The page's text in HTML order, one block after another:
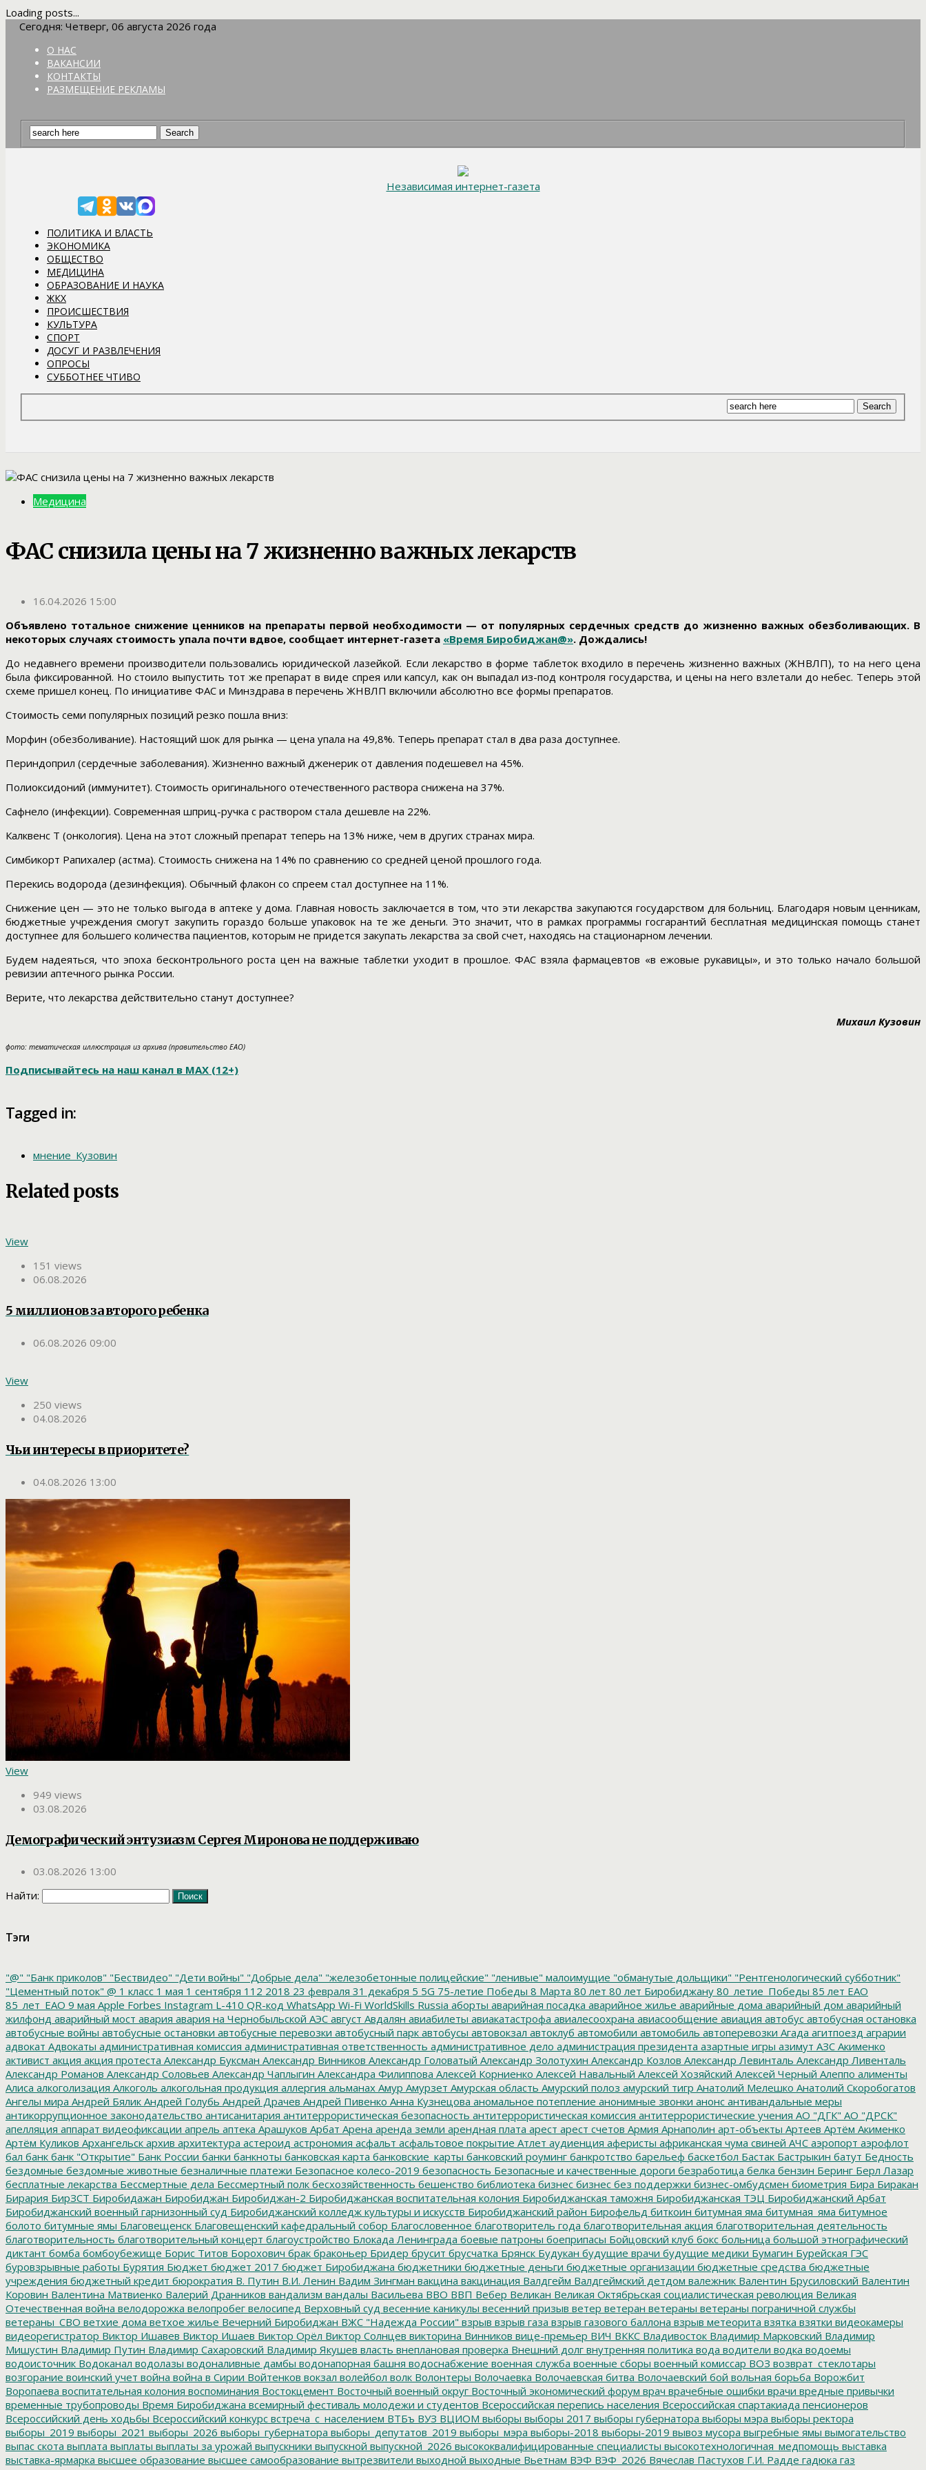
Loading posts...
Сегодня: Четверг, 06 августа 2026 года
О НАС
ВАКАНСИИ
КОНТАКТЫ
РАЗМЕЩЕНИЕ РЕКЛАМЫ
Независимая интернет-газета
ПОЛИТИКА И ВЛАСТЬ
ЭКОНОМИКА
ОБЩЕСТВО
МЕДИЦИНА
ОБРАЗОВАНИЕ И НАУКА
ЖКХ
ПРОИСШЕСТВИЯ
КУЛЬТУРА
СПОРТ
ДОСУГ И РАЗВЛЕЧЕНИЯ
ОПРОСЫ
СУББОТНЕЕ ЧТИВО
Медицина
ФАС снизила цены на 7 жизненно важных лекарств
16.04.2026 15:00
Объявлено тотальное снижение ценников на препараты первой необходимости — от популярных сердечных средств до жизненно важных обезболивающих. В
некоторых случаях стоимость упала почти вдвое, сообщает интернет-газета «Время Биробиджан@». Дождались!
До недавнего времени производители пользовались юридической лазейкой. Если лекарство в форме таблеток входило в перечень жизненно важных (ЖНВЛП), то на него цена
была фиксированной. Но стоило выпустить тот же препарат в виде спрея или капсул, как он выпадал из-под контроля государства, и цены на него взлетали до небес. Теперь этой
схеме пришел конец. По инициативе ФАС и Минздрава в перечень ЖНВЛП включили абсолютно все формы препаратов.
Стоимость семи популярных позиций резко пошла вниз:
Морфин (обезболивание). Настоящий шок для рынка — цена упала на 49,8%. Теперь препарат стал в два раза доступнее.
Периндоприл (сердечные заболевания). Жизненно важный дженерик от давления подешевел на 45%.
Полиоксидоний (иммунитет). Стоимость оригинального отечественного раствора снижена на 37%.
Сафнело (инфекции). Современная шприц-ручка с раствором стала дешевле на 22%.
Калквенс Т (онкология). Цена на этот сложный препарат теперь на 13% ниже, чем в других странах мира.
Симбикорт Рапихалер (астма). Стоимость снижена на 14% по сравнению со средней ценой прошлого года.
Перекись водорода (дезинфекция). Обычный флакон со спреем стал доступнее на 11%.
Снижение цен — это не только выгода в аптеке у дома. Главная новость заключается в том, что эти лекарства закупаются государством для больниц. Благодаря новым ценникам,
бюджетные учреждения смогут закупить гораздо больше упаковок на те же деньги. Это значит, что в рамках программы госгарантий бесплатная медицинская помощь станет
доступнее для большего количества пациентов, которым не придется закупать лекарства за свой счет, находясь на стационарном лечении.
Будем надеяться, что эпоха бесконтрольного роста цен на важные таблетки уходит в прошлое. ФАС взяла фармацевтов «в ежовые рукавицы», и это только начало большой
ревизии аптечного рынка России.
Верите, что лекарства действительно станут доступнее?
Михаил Кузовин
фото: тематическая иллюстрация из архива (правительство ЕАО)
Подписывайтесь на наш канал в МАХ (12+)
Tagged in:
мнение_Кузовин
Related posts
View
151 views
06.08.2026
5 миллионов за второго ребенка
06.08.2026 09:00
View
250 views
04.08.2026
Чьи интересы в приоритете?
04.08.2026 13:00
View
949 views
03.08.2026
Демографический энтузиазм Сергея Миронова не поддерживаю
03.08.2026 13:00
Найти:
Тэги
"@" "Банк приколов" "Бествидео" "Дети войны" "Добрые дела" "железобетонные полицейские" "ленивые" малоимущие "обманутые дольщики" "Рентгенологический субботник"
"Цементный поток" @ 1 класс 1 мая 1 сентября 112 2018 23 февраля 31 декабря 5 5G 75-летие Победы 8 Марта 80 лет 80 лет Биробиджану 80_летие_Победы 85 лет ЕАО
85_лет_ЕАО 9 мая Apple Forbes Instagram L-410 QR-код WhatsApp Wi-Fi WorldSkills Russia аборты аварийная посадка аварийное жилье аварийные дома аварийный дом аварийный
жилфонд аварийный мост авария авария на Чернобыльской АЭС август Авдалян авиабилеты авиакатастрофа авиалесоохрана авиасообщение авиация автобус автобусная остановка
автобусные войны автобусные остановки автобусные перевозки автобусный парк автобусы автовокзал автоклуб автомобили автомобиль автоперевозки Агада агитпоезд аграрии
адвокат Адвокаты административная комиссия административная ответственность административное дело администрация президента азартные игры азимут АЗС Акименко
активист акция акция протеста Александр Буксман Александр Винников Александр Головатый Александр Золотухин Александр Козлов Александр Левинталь Александр Ливенталь
Александр Романов Александр Соловьев Александр Чаплыгин Александра Филиппова Алексей Корниенко Алексей Навальный Алексей Хозяйский Алексей Черный Алеппо алименты
Алиса алкоголизация Алкоголь алкогольная продукция аллергия альманах Амур Амурзет Амурская область Амурский полоз амурский тигр Анатолий Мелешко Анатолий Скоробогатов
Ангелы мира Андрей Бялик Андрей Голубь Андрей Драчев Андрей Пивенко Анна Кузнецова аномальное потепление анонимные звонки анонс антивандальные меры
антикоррупционное законодательство антисанитария антитеррористическая безопасность антитеррористическая комиссия антитеррористические учения АО "ДГК" АО "ДРСК"
апелляция аппарат видеофиксации апрель аптека Арашуков Арбат Арена аренда земли арендная плата арест арест счетов Армия Арнаполин арт-объекты Артеев Артём Акименко
Артём Куликов Архангельск архив архитектура астероид астрономия асфальт асфальтовое покрытие Атлет аудиенция аферисты африканская чума свиней АЧС аэропорт аэрофлот
бал банк банк "Открытие" Банк России банки банкноты банковская карта банковские_карты банковский роуминг банкротство барельеф баскетбол Бастак Бастрыкин батут Бедность
бездомные бездомные животные безналичные платежи Безопасное колесо-2019 безопасность Безопасные и качественные дороги безработица белка бензин Беринг Берл Лазар
бесплатные лекарства Бессмертные дела Бессмертный полк бесхозяйственность бешенство библиотека бизнес бизнес без поддержки бизнес-омбудсмен биометрия Бира Биракан
Бирария БирЗСТ Биробидажан Биробиджан Биробиджан-2 Биробиджанская воспитательная колония Биробиджанская таможня Биробиджанская ТЭЦ Биробиджанский Арбат
Биробиджанский военный гарнизонный суд Биробиджанский колледж культуры и искусств Биробиджанский район Бирофельд биткоин битумная яма битумная_яма битумное
болото битумные ямы Благовещенск Благовещенский кафедральный собор Благословенное благотворитель года благотворительная акция благотворительная деятельность
благотворительность благотворительный концерт благоустройство Блокада Ленинграда боевые патроны боеприпасы Бойцовский клуб бокс больница большой этнографический
диктант бомба бомбоубежище Борис Титов Борохович брак браконьер Бридер брусит брусчатка Брянск Будукан будущие врачи будущие медики Бумагин Бурейская ГЭС
буровзрывные работы Бурятия Бюджет бюджет 2017 бюджет Биробиджана бюджетники бюджетные деньги бюджетные организации бюджетные средства бюджетные
учреждения бюджетный кредит бюрократия В. Путин В.И. Ленин Вадим Зингман вакцина вакцинация Валдгейм Валдгеймский детдом валежник Валентин Брусиловский Валентин
Коровин Валентина Матвиенко Валерий Дранников вандализм вандалы Васильева ВВО ВВП Вебер Великан Великая Октябрьская социалистическая революция Великая
Отечественная война велодорожка велопробег велосипед Верховный суд весенние каникулы весенний призыв ветер ветеран ветераны ветераны пограничной службы
ветераны_СВО ветхие дома ветхое жилье Вечерний Биробиджан ВЖС "Надежда России" взрыв взрыв газа взрыв газового баллона взрыв метеорита взятка взятки видеокамеры
видеорегистратор Виктор Ишавев Виктор Ишаев Виктор Орёл Виктор Солнцев викторина Винников вице-премьер ВИЧ ВККС Владивосток Владимир Марковский Владимир
Мишустин Владимир Путин Владимир Сахаровский Владимир Якушев власть внеплановая проверка Внешний долг внутренняя политика вода водители водка водоемы
водоисточник Водоканал водолазы водоналивные дамбы водонапорная башня водоснабжение военная служба военные сборы военный комиссар ВОЗ возврат_стеклотары
возгорание воинский учет война война в Сирии Войтенков вокзал волейбол волк Волонтеры Волочаевка Волочаевская битва Волочаевский бой вольная борьба Ворожбит
Воропаева воспитательная колония воспоминания Востокцемент Восточный военный округ Восточный экономический форум врач врачебные ошибки врачи вредные привычки
временные трубопроводы Время Биробиджана всемирный фестиваль молодежи и студентов Всероссийская перепись населения Всероссийская спартакиада пенсионеров
Всероссийский день ходьбы Всероссийский конкурс встреча_с_населением ВТБъ ВУЗ ВЦИОМ выборы выборы 2017 выборы губернатора выборы мэра выборы ректора
выборы_2019 выборы_2021 выборы_2026 выборы_губернатора выборы_депутатов_2019 выборы_мэра выборы-2018 выборы-2019 вывоз мусора выгребные ямы вымогательство
выпас скота выплата выплаты выплаты за урожай выпускники выпускной выпускной_2026 высококвалифицированные специалисты высокотехнологичная_медпомощь выставка
выставка-ярмарка высшее образование высшее самообразование вытрезвители выходной выходные Вьетнам ВЭФ ВЭФ_2026 Вячеслав Пастухов Г.И. Радде гадюка газ